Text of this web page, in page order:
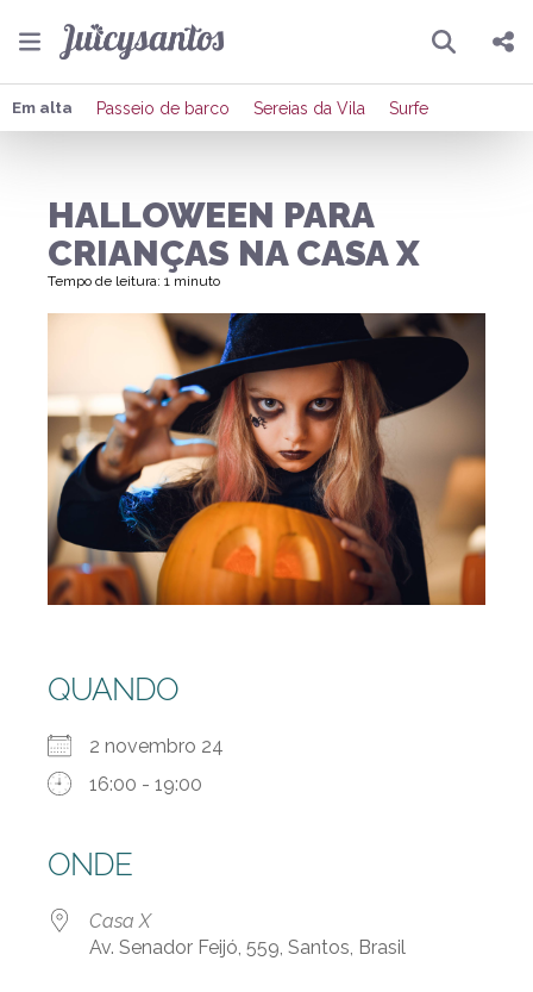
Pesquisar
Compartilhar
Enviar por Whatsapp
Publicar no X
Em alta Passeio de barco Sereias da Vila Surfe
HALLOWEEN PARA
CRIANÇAS NA CASA X
Tempo de leitura: 1 minuto
QUANDO
2 novembro 24
16:00 - 19:00
ONDE
Casa X
Av. Senador Feijó, 559, Santos, Brasil